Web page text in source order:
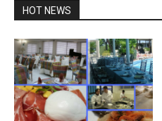
HOT NEWS